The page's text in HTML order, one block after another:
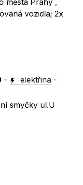
města Prahy ,
vozidla; 2x
- elektřina -
smyčky ul.U